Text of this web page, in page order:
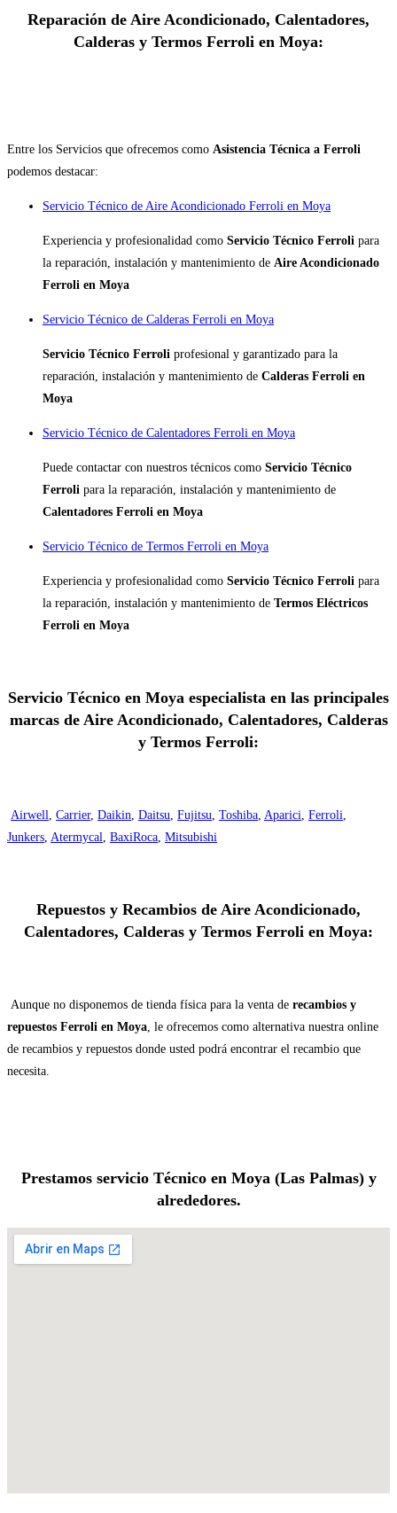
Reparación de Aire Acondicionado, Calentadores,
Calderas y Termos Ferroli en Moya:
Entre los Servicios que ofrecemos como Asistencia Técnica a Ferroli
podemos destacar:
Servicio Técnico de Aire Acondicionado Ferroli en Moya
Experiencia y profesionalidad como Servicio Técnico Ferroli para
la reparación, instalación y mantenimiento de Aire Acondicionado
Ferroli en Moya
Servicio Técnico de Calderas Ferroli en Moya
Servicio Técnico Ferroli profesional y garantizado para la
reparación, instalación y mantenimiento de Calderas Ferroli en
Moya
Servicio Técnico de Calentadores Ferroli en Moya
Puede contactar con nuestros técnicos como Servicio Técnico
Ferroli para la reparación, instalación y mantenimiento de
Calentadores Ferroli en Moya
Servicio Técnico de Termos Ferroli en Moya
Experiencia y profesionalidad como Servicio Técnico Ferroli para
la reparación, instalación y mantenimiento de Termos Eléctricos
Ferroli en Moya
Servicio Técnico en Moya especialista en las principales
marcas de Aire Acondicionado, Calentadores, Calderas
y Termos Ferroli:
Airwell, Carrier, Daikin, Daitsu, Fujitsu, Toshiba, Aparici, Ferroli,
Junkers, Atermycal, BaxiRoca, Mitsubishi
Repuestos y Recambios de Aire Acondicionado,
Calentadores, Calderas y Termos Ferroli en Moya:
Aunque no disponemos de tienda física para la venta de recambios y
repuestos Ferroli en Moya, le ofrecemos como alternativa nuestra online
de recambios y repuestos donde usted podrá encontrar el recambio que
necesita.
Prestamos servicio Técnico en Moya (Las Palmas) y
alrededores.